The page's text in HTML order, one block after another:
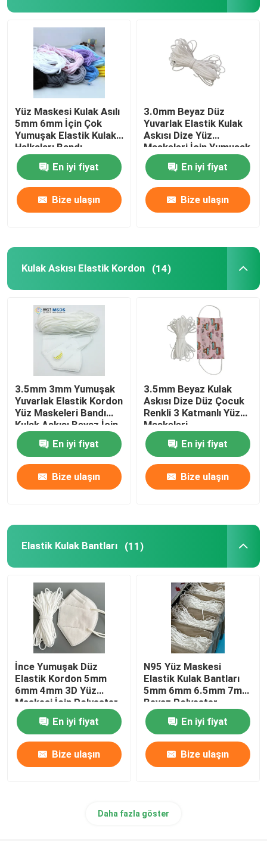
Fabrika turu
Kalite kontrol
Bize ulaşın
Haberler
Yüz Maskesi Elastik Kulak Halkası
Yuvarlak Elastik Kulak Askısı
Kulak Askısı Elastik Kordon
Elastik Kulak Bantları
Düz Kulak Halkası
Esnek Kulak Halkaları
Plastik Burun Teli
Maske Burun Teli
Tek Damarlı Burun Teli
Metal Burun Teli
Kulak Askısı Yapma Makinesi
Yüz Maskesi Kulak Asılı
5mm 6mm İçin Çok
Yumuşak Elastik Kulak
Halkaları Bandı
En iyi fiyat
Bize ulaşın
3.0mm Beyaz Düz
Yuvarlak Elastik Kulak
Askısı Dize Yüz
Maskeleri İçin Yumuşak
Yuvarlak Elastik Kordon
En iyi fiyat
Bize ulaşın
Kulak Askısı Elastik Kordon (14)
3.5mm 3mm Yumuşak
Yuvarlak Elastik Kordon
Yüz Maskeleri Bandı
Kulak Askısı Beyaz İçin
En iyi fiyat
Bize ulaşın
3.5mm Beyaz Kulak
Askısı Dize Düz Çocuk
Renkli 3 Katmanlı Yüz
Maskeleri
En iyi fiyat
Bize ulaşın
Elastik Kulak Bantları (11)
İnce Yumuşak Düz
Elastik Kordon 5mm
6mm 4mm 3D Yüz
Maskesi İçin Polyester
Spandex Düz
En iyi fiyat
Bize ulaşın
N95 Yüz Maskesi
Elastik Kulak Bantları
5mm 6mm 6.5mm 7mm
Beyaz Polyester
Spandex
En iyi fiyat
Bize ulaşın
Daha fazla göster